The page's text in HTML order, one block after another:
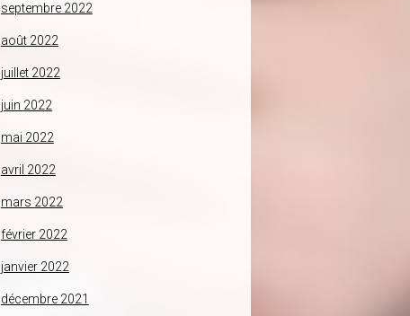
septembre 2022
août 2022
juillet 2022
juin 2022
mai 2022
avril 2022
mars 2022
février 2022
janvier 2022
décembre 2021